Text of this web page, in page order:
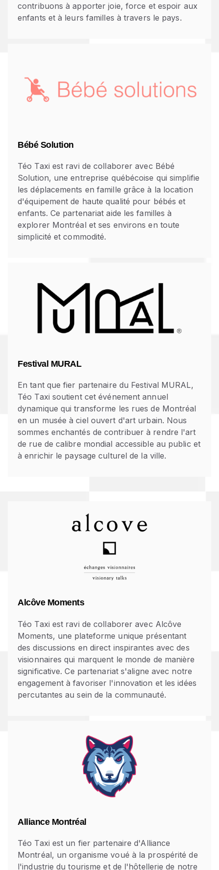
contribuons à apporter joie, force et espoir aux
enfants et à leurs familles à travers le pays.
Bébé Solution
Téo Taxi est ravi de collaborer avec Bébé
Solution, une entreprise québécoise qui simplifie
les déplacements en famille grâce à la location
d'équipement de haute qualité pour bébés et
enfants. Ce partenariat aide les familles à
explorer Montréal et ses environs en toute
simplicité et commodité.
Festival MURAL
En tant que fier partenaire du Festival MURAL,
Téo Taxi soutient cet événement annuel
dynamique qui transforme les rues de Montréal
en un musée à ciel ouvert d'art urbain. Nous
sommes enchantés de contribuer à rendre l'art
de rue de calibre mondial accessible au public et
à enrichir le paysage culturel de la ville.
Alcôve Moments
Téo Taxi est ravi de collaborer avec Alcôve
Moments, une plateforme unique présentant
des discussions en direct inspirantes avec des
visionnaires qui marquent le monde de manière
significative. Ce partenariat s'aligne avec notre
engagement à favoriser l'innovation et les idées
percutantes au sein de la communauté.
Alliance Montréal
Téo Taxi est un fier partenaire d'Alliance
Montréal, un organisme voué à la prospérité de
l'industrie du tourisme et de l'hôtellerie de notre